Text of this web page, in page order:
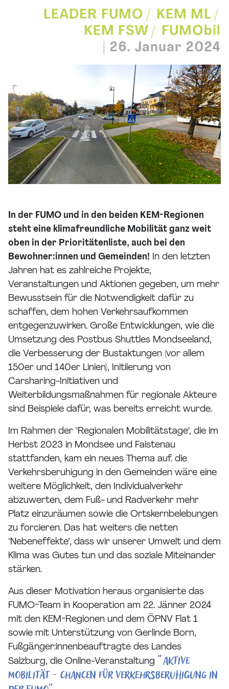
LEADER FUMO
KEM ML
KEM FSW
FUMObil
26. Januar 2024
In der FUMO und in den beiden KEM-Regionen
steht eine klimafreundliche Mobilität ganz weit
oben in der Prioritätenliste, auch bei den
Bewohner:innen und Gemeinden! In den letzten
Jahren hat es zahlreiche Projekte,
Veranstaltungen und Aktionen gegeben, um mehr
Bewusstsein für die Notwendigkeit dafür zu
schaffen, dem hohen Verkehrsaufkommen
entgegenzuwirken. Große Entwicklungen, wie die
Umsetzung des Postbus Shuttles Mondseeland,
die Verbesserung der Bustaktungen (vor allem
150er und 140er Linien), Initiierung von
Carsharing-Initiativen und
Weiterbildungsmaßnahmen für regionale Akteure
sind Beispiele dafür, was bereits erreicht wurde.
Im Rahmen der "Regionalen Mobilitätstage", die im
Herbst 2023 in Mondsee und Faistenau
stattfanden, kam ein neues Thema auf. die
Verkehrsberuhigung in den Gemeinden wäre eine
weitere Möglichkeit, den Individualverkehr
abzuwerten, dem Fuß- und Radverkehr mehr
Platz einzuräumen sowie die Ortskernbelebungen
zu forcieren. Das hat weiters die netten
"Nebeneffekte", dass wir unserer Umwelt und dem
Klima was Gutes tun und das soziale Miteinander
stärken.
Aus dieser Motivation heraus organisierte das
FUMO-Team in Kooperation am 22. Jänner 2024
mit den KEM-Regionen und dem ÖPNV Flat 1
sowie mit Unterstützung von Gerlinde Born,
Fußgänger:innenbeauftragte des Landes
Salzburg, die Online-Veranstaltung
"Aktive
Mobilität - Chancen für Verkehrsberuhigung in